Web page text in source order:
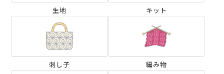
生地 キット
刺し子 編み物